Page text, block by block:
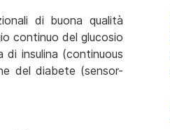
di buona qualità
continuo del glucosio
di insulina (continuous
del diabete (sensor-